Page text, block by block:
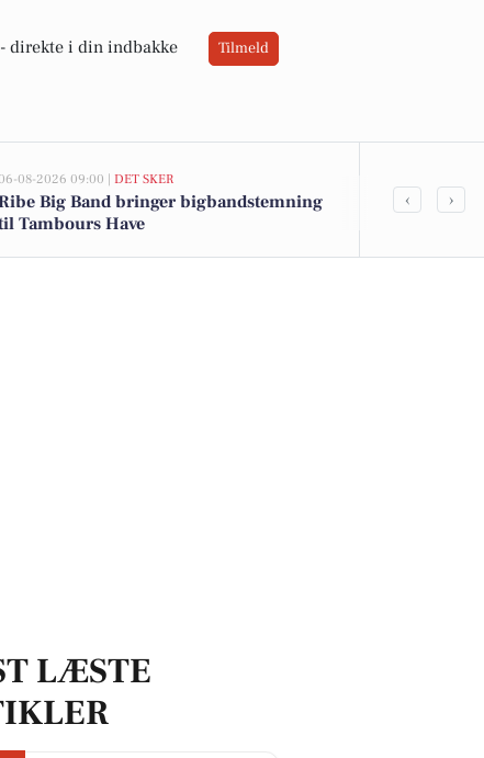
direkte i din indbakke Tilmeld
08-2026 09:00 | DET SKER
Big Band bringer bigbandstemning
Tambours Have
Top 6 over
‹ ›
LÆSTE